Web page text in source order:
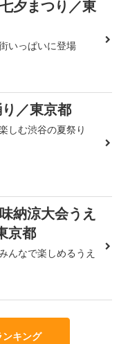
夕まつり／東
いっぱいに登場
／東京都
しむ渋谷の夏祭り
納涼大会うえ
京都
んなで楽しめるうえ
キング